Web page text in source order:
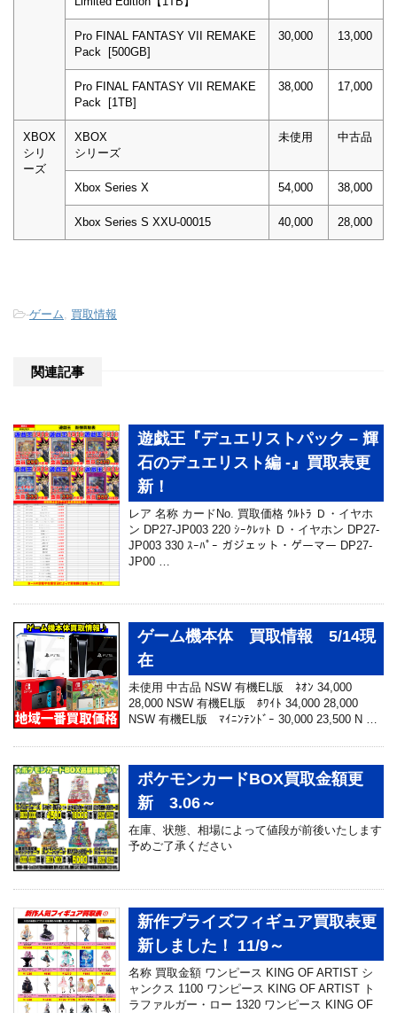
Pro FINAL FANTASY VII REMAKE
Pack [500GB]
30,000 13,000
Pro FINAL FANTASY VII REMAKE
Pack [1TB]
38,000 17,000
XBOX
シリ
ーズ
XBOX
シリーズ
未使用 中古品
Xbox Series X 54,000 38,000
Xbox Series S XXU-00015 40,000 28,000
-ゲーム 買取情報
関連記事
遊戯王『デュエリストパック – 輝
石のデュエリスト編 -』買取表更
新！
レア 名称 カードNo. 買取価格 ｳﾙﾄﾗ Ｄ・イヤホ
ン DP27-JP003 220 ｼｰｸﾚｯﾄ Ｄ・イヤホン DP27-
JP003 330 ｽｰﾊﾟｰ ガジェット・ゲーマー DP27-
JP00 …
ゲーム機本体 買取情報 5/14現
在
未使用 中古品 NSW 有機EL版 ﾈｵﾝ 34,000
28,000 NSW 有機EL版 ﾎﾜｲﾄ 34,000 28,000
NSW 有機EL版 ﾏｲﾆﾝﾃﾝﾄﾞｰ 30,000 23,500 N …
ポケモンカードBOX買取金額更
新 3.06～
在庫、状態、相場によって値段が前後いたします
予めご了承ください
新作プライズフィギュア買取表更
新しました！ 11/9～
名称 買取金額 ワンピース KING OF ARTIST シ
ャンクス 1100 ワンピース KING OF ARTIST ト
ラファルガー・ロー 1320 ワンピース KING OF